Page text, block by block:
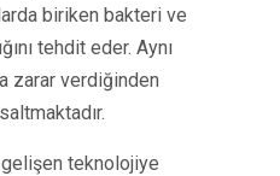
biriken bakteri ve
tehdit eder. Aynı
zarar verdiğinden
teknolojiye